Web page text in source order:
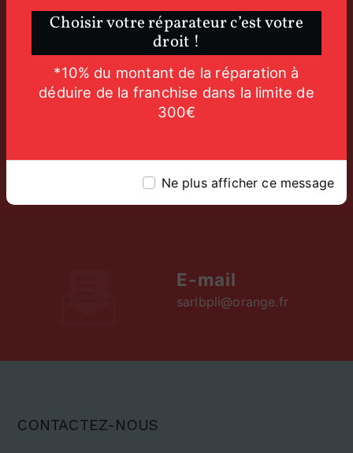
Choisir votre réparateur c’est votre
droit !
*10% du montant de la réparation à
déduire de la franchise dans la limite de
300€
Ne plus afficher ce message
Adresse
ZA de Merlin
12800 Naucelle
05 65 42 79 51
E-mail
sarlbpli@orange.fr
CONTACTEZ-NOUS